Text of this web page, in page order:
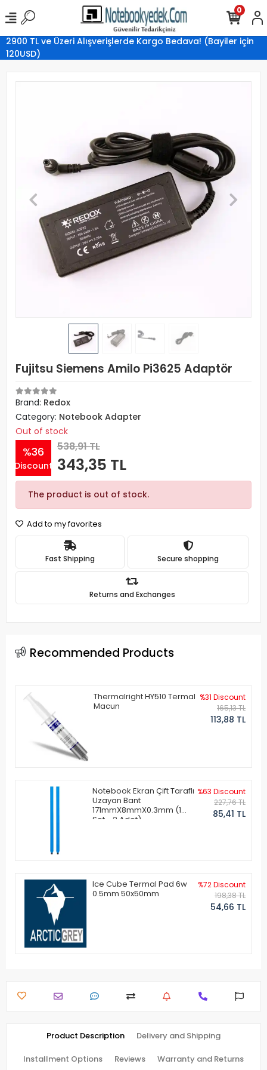
2900 TL ve Üzeri Alışverişlerde Kargo Bedava! (Bayiler için
120USD)
0
Fujitsu Siemens Amilo Pi3625 Adaptör
Brand: Redox
Category: Notebook Adapter
Out of stock
%36
Discount
538,91 TL
343,35 TL
The product is out of stock.
Add to my favorites
Fast Shipping Secure shopping
Returns and Exchanges
Recommended Products
Thermalright HY510 Termal
Macun
%31 Discount
165,13 TL
113,88 TL
Notebook Ekran Çift Taraflı
Uzayan Bant
171mmX8mmX0.3mm (1
Set - 2 Adet)
%63 Discount
227,76 TL
85,41 TL
Ice Cube Termal Pad 6w
0.5mm 50x50mm
%72 Discount
198,38 TL
54,66 TL
Product Description Delivery and Shipping
Installment Options Reviews Warranty and Returns